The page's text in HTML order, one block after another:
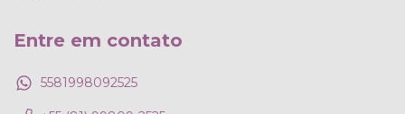
Entre em contato
5581998092525